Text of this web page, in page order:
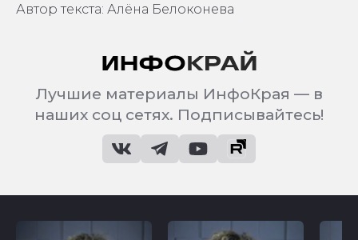
Автор текста: Алёна Белоконева
Лучшие материалы ИнфоКрая — в
наших соц сетях. Подписывайтесь!